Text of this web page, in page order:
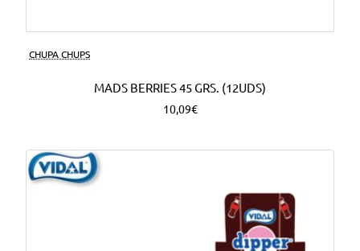
CHUPA CHUPS
MADS BERRIES 45 GRS. (12UDS)
10,09€